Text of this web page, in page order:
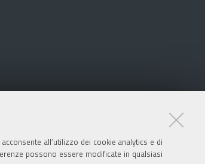
all’utilizzo dei cookie analytics e di
possono essere modificate in qualsiasi